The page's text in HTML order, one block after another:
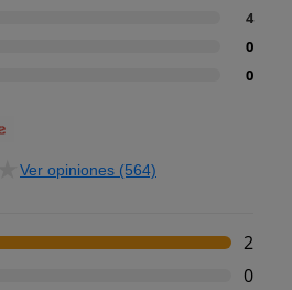
4
0
0
Ver opiniones (564)
2
0